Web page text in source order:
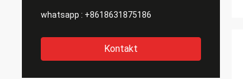
whatsapp : +8618631875186
Kontakt